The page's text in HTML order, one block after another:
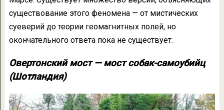
существование этого феномена — от мистических
суеверий до теории геомагнитных полей, но
окончательного ответа пока не существует.
Овертонский мост — мост собак-самоубийц
(Шотландия)